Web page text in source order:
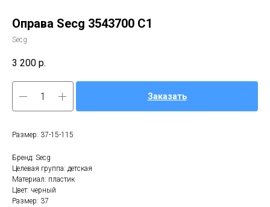
Оправа Secg 3543700 C1
Secg
3 200 р.
Заказать
Размер: 37-15-115
Бренд: Secg
Целевая группа: детская
Материал: пластик
Цвет: черный
Размер: 37